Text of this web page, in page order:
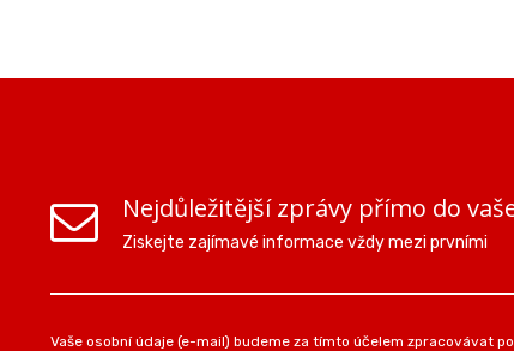
Nejdůležitější zprávy přímo do
Ziskejte zajímavé informace vždy mezi prvními
Vaše osobní údaje (e-mail) budeme za tímto účelem zpracovávat